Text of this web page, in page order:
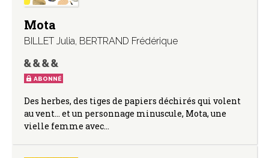
Mota
BILLET Julia, BERTRAND Frédérique
ABONNÉ
Des herbes, des tiges de papiers déchirés qui volent
au vent… et un personnage minuscule, Mota, une
vielle femme avec…